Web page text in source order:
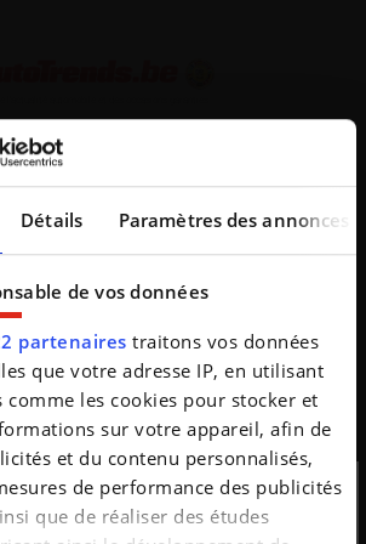
Détails Paramètres des annonces
de vos données
partenaires traitons vos données
que votre adresse IP, en utilisant
comme les cookies pour stocker et
sur votre appareil, afin de
et du contenu personnalisés,
de performance des publicités
que de réaliser des études
bestaat niet